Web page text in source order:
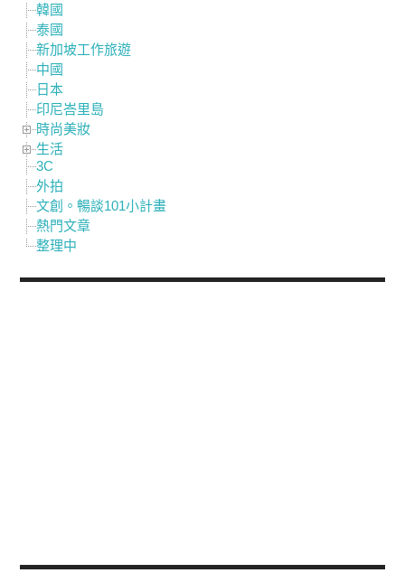
韓國
泰國
新加坡工作旅遊
中國
日本
印尼峇里島
時尚美妝
生活
3C
外拍
文創。暢談101小計畫
熱門文章
整理中